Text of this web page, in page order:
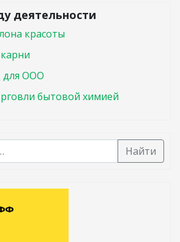
деятельности
красоты
ООО
бытовой химией
Найти
результатов используйте